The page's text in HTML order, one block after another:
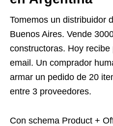
Tomemos un distribuidor
Buenos Aires. Vende
constructoras. Hoy
email. Un comprador
armar un pedido de 20
entre 3 proveedores.
Con schema Product +